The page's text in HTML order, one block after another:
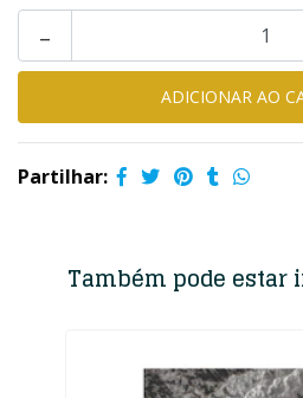
-
Partilhar:
Também pode estar